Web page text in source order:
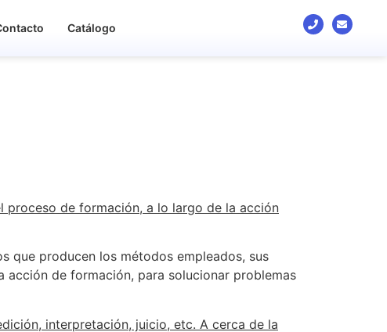
Catálogo
proceso de formación, a lo largo de la acción
que producen los métodos empleados, sus
de formación, para solucionar problemas
interpretación, juicio, etc. A cerca de la